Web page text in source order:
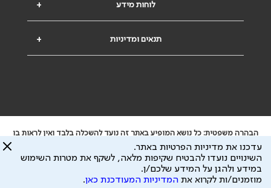
+ לוחות מידע
+ תנאים ומדיניות
הבהרה משפטית: כל נושא המופיע באתר זה נועד להשכלה בלבד ואין לראות בו
ייעוץ רפואי או משפטי. אין הר"י אחראית לתוכן המתפרסם באתר זה ולכל נזק
שעלול להיגרם.
ידוע לי שהר"י אוספת ושומרת מידע אישי לצורך מתן השרות וכי חלק ממנו עשוי
להיות מועבר לצדדים שלישיים, הכל בכפוף למדיניות הפרטיות
עדכנו את מדיניות הפרטיות באתר.
השינויים נועדו להבטיח שקיפות מלאה, לשקף את מטרות השימוש
במידע ולהגן על המידע שלכם/ן.
מוזמנים/ות לקרוא את המדיניות המעודכנת כאן.